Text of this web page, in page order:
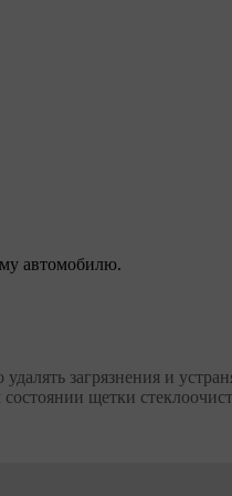
автомобилю.
загрязнения и
щетки